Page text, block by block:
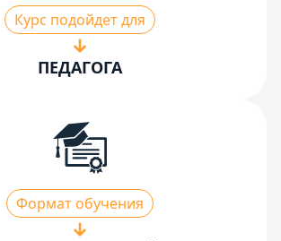
Курс подойдет для
ПЕДАГОГА
Формат обучения